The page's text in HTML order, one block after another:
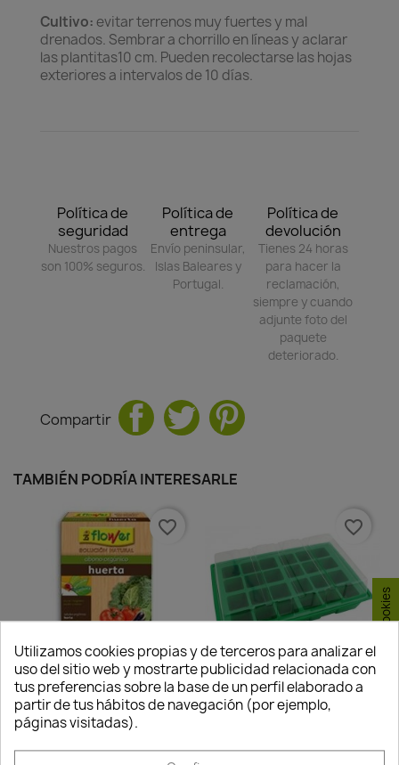
Cultivo: evitar terrenos muy fuertes y mal
drenados. Sembrar a chorrillo en líneas y aclarar
las plantitas10 cm. Pueden recolectarse las hojas
exteriores a intervalos de 10 días.
Política de
seguridad
Nuestros pagos
son 100% seguros.
Política de
entrega
Envío peninsular,
Islas Baleares y
Portugal.
Política de
devolución
Tienes 24 horas
para hacer la
reclamación,
siempre y cuando
adjunte foto del
paquete
deteriorado.
Compartir
TAMBIÉN PODRÍA INTERESARLE
Abono Orgánico Huerta
15,65 €
favorite_border
Semillero De Plastico
favorite_border
Utilizamos cookies propias y de terceros para analizar el
uso del sitio web y mostrarte publicidad relacionada con
tus preferencias sobre la base de un perfil elaborado a
partir de tus hábitos de navegación (por ejemplo,
páginas visitadas).
Consentimiento de cookies